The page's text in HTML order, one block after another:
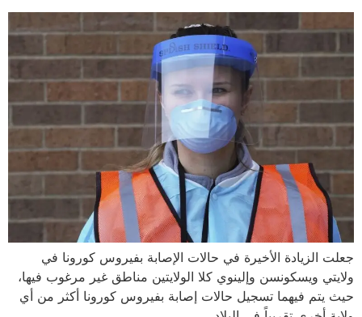
جعلت الزيادة الأخيرة في حالات الإصابة بفيروس كورونا في
ولايتي ويسكونسن وإلينوي كلا الولايتين مناطق غير مرغوب فيها،
حيث يتم فيهما تسجيل حالات إصابة بفيروس كورونا أكثر من أي